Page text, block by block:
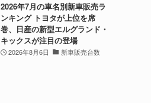
2026年7月の車名別新車販売ラ
ンキング トヨタが上位を席
巻、日産の新型エルグランド・
キックスが注目の登場
2026年8月6日 新車販売台数